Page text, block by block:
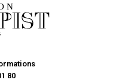
80